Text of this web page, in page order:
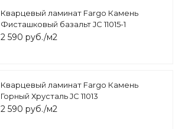
Кварцевый ламинат Fargo Камень
Фисташковый базальт JC 11015-1
2 590 руб./м2
Кварцевый ламинат Fargo Камень
Горный Хрусталь JC 11013
2 590 руб./м2